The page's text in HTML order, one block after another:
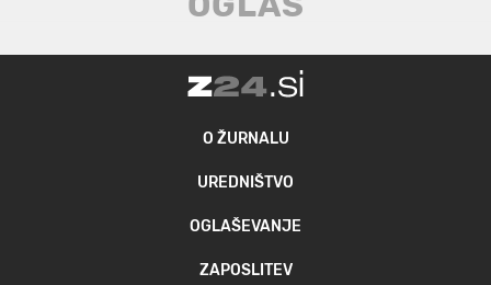
O ŽURNALU
UREDNIŠTVO
OGLAŠEVANJE
ZAPOSLITEV